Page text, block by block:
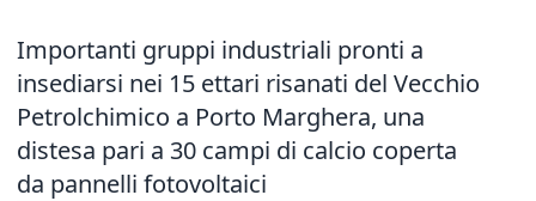
Importanti gruppi industriali pronti a
insediarsi nei 15 ettari risanati del Vecchio
Petrolchimico a Porto Marghera, una
distesa pari a 30 campi di calcio coperta
da pannelli fotovoltaici